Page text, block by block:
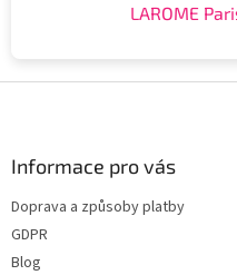
LAROME
Informace pro vás
Doprava a způsoby platby
GDPR
Blog